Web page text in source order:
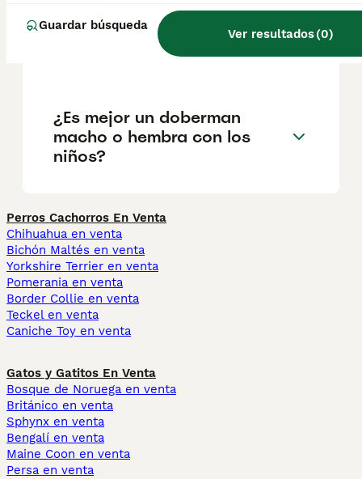
Guardar búsqueda
Ver resultados(0)
¿Cuántos cachorros tienen
los dobermans?
¿Es mejor un doberman
macho o hembra con los
niños?
Perros Cachorros En Venta
Chihuahua en venta
Bichón Maltés en venta
Yorkshire Terrier en venta
Pomerania en venta
Border Collie en venta
Teckel en venta
Caniche Toy en venta
Gatos y Gatitos En Venta
Bosque de Noruega en venta
Británico en venta
Sphynx en venta
Bengalí en venta
Maine Coon en venta
Persa en venta